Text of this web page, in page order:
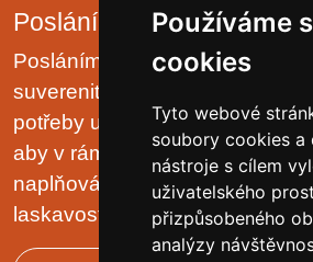
Používáme
cookies
Tyto webové
soubory cookies a
nástroje s cílem
uživatelského
přizpůsobeného
analýzy
Poslání organizace
Posláním domova je chránit
suverenitu uživatelů. Zjišťovat
potřeby uživatelů v prostředí
aby v rámci možností
naplňování plynulo přirozeně, v
laskavostí vlastní rodinnému